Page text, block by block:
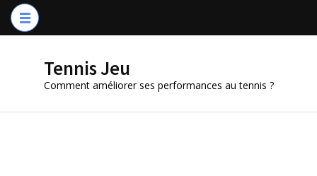
Aller
au
(PressezTennis Jeu
Comment améliorer ses performances au tennis ?